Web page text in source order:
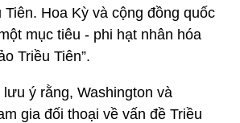
Tiên. Hoa Kỳ và cộng đồng quốc
mục tiêu - phi hạt nhân hóa
Triều Tiên”.
ý rằng, Washington và
gia đối thoại về vấn đề Triều